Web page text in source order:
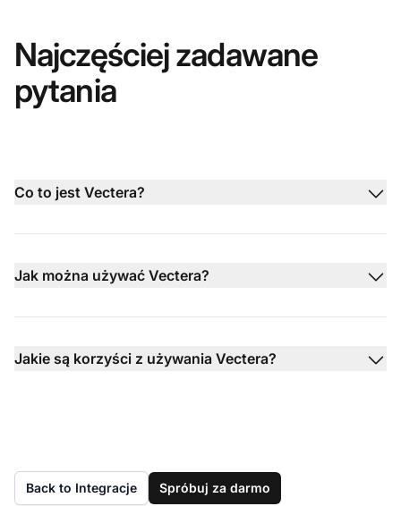
Najczęściej zadawane
pytania
Co to jest Vectera?
Jak można używać Vectera?
Jakie są korzyści z używania Vectera?
Back to Integracje Spróbuj za darmo